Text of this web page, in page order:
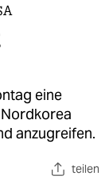
eine
anzugreifen.
teilen